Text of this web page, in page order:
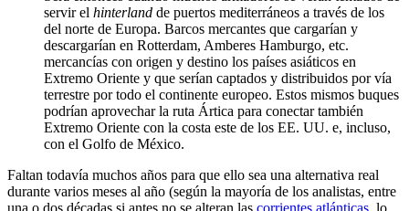
servir el hinterland de puertos mediterráneos a través de los
del norte de Europa. Barcos mercantes que cargarían y
descargarían en Rotterdam, Amberes Hamburgo, etc.
mercancías con origen y destino los países asiáticos en
Extremo Oriente y que serían captados y distribuidos por vía
terrestre por todo el continente europeo. Estos mismos buques
podrían aprovechar la ruta Ártica para conectar también
Extremo Oriente con la costa este de los EE. UU. e, incluso,
con el Golfo de México.
Faltan todavía muchos años para que ello sea una alternativa real
durante varios meses al año (según la mayoría de los analistas, entre